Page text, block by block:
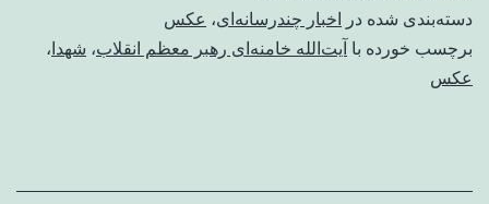
دسته‌بندی شده در
اخبار چندرسانه‌ای، عکس
برچسب خورده با آیت‌الله خامنه‌ای رهبر معظم انقلاب، شهدا ،
عکس